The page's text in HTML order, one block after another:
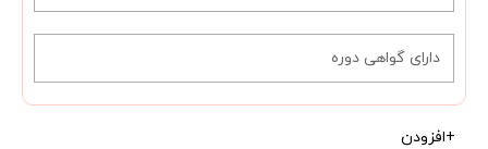
+افزودن